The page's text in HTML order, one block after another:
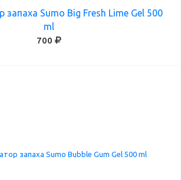
запаха Sumo Big Fresh Lime Gel 500
ml
700